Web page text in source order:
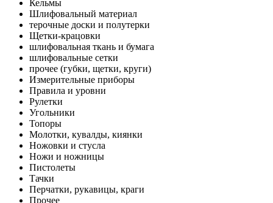
Кельмы
Шлифовальный материал
терочные доски и полутерки
Щетки-крацовки
шлифовальная ткань и бумага
шлифовальные сетки
прочее (губки, щетки, круги)
Измерительные приборы
Правила и уровни
Рулетки
Угольники
Топоры
Молотки, кувалды, киянки
Ножовки и стусла
Ножи и ножницы
Пистолеты
Тачки
Перчатки, рукавицы, краги
Прочее